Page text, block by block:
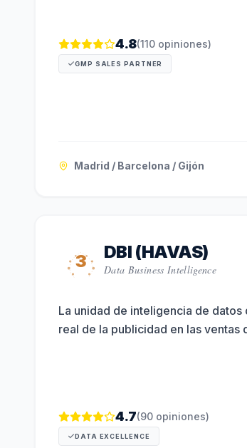
4.8(110 opiniones)
GMP SALES PARTNER
Madrid / Barcelona / Gijón
3 DBI (HAVAS)
Data Business Intelligence
La unidad de inteligencia de
real de la publicidad en las ventas
4.7(90 opiniones)
DATA EXCELLENCE